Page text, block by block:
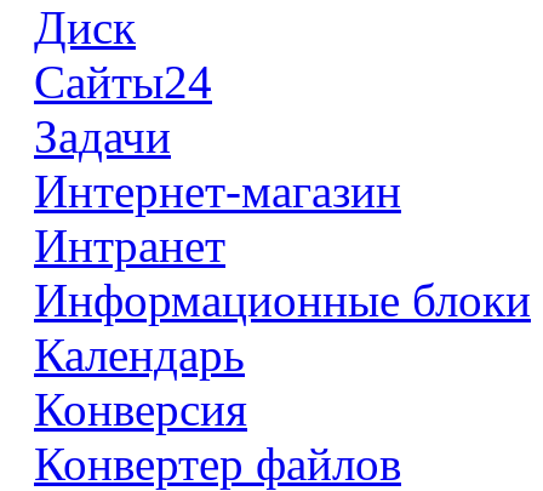
Диск
Сайты24
Задачи
Интернет-магазин
Интранет
Информационные блоки
Календарь
Конверсия
Конвертер файлов